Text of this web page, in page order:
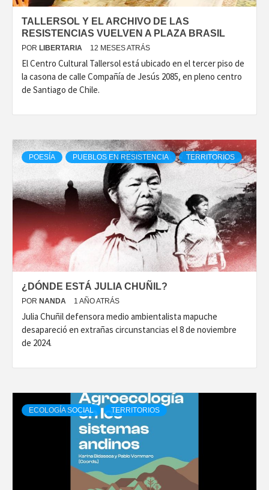
TALLERSOL Y EL ARCHIVO DE LAS
RESISTENCIAS VUELVEN A PLAZA BRASIL
POR LIBERTARIA 12 MESES ATRÁS
El Centro Cultural Tallersol está ubicado en el tercer piso de
la casona de calle Compañía de Jesús 2085, en pleno centro
de Santiago de Chile.
POESÍA PUEBLOS EN RESISTENCIA TERRITORIOS
¿DÓNDE ESTÁ JULIA CHUÑIL?
POR NANDA 1 AÑO ATRÁS
Julia Chuñil defensora medio ambientalista mapuche
desapareció en extrañas circunstancias el 8 de noviembre
de 2024.
ECOLOGÍA SOCIAL TERRITORIOS